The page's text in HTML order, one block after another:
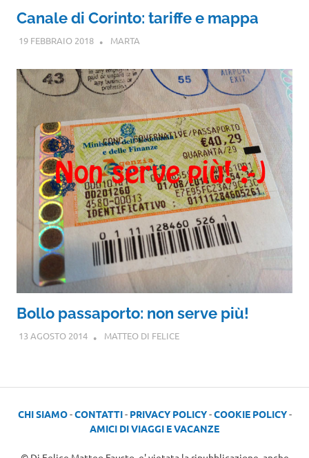
Canale di Corinto: tariffe e mappa
19 FEBBRAIO 2018 MARTA
Bollo passaporto: non serve più!
13 AGOSTO 2014 MATTEO DI FELICE
CHI SIAMO-CONTATTI- PRIVACY POLICY-COOKIE POLICY-
AMICI DI VIAGGI E VACANZE